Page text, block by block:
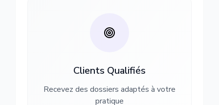
Clients Qualifiés
Recevez des dossiers adaptés à votre
pratique